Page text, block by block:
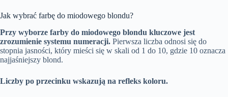
Jak wybrać farbę do miodowego blondu?
Przy wyborze farby do miodowego blondu kluczowe jest
zrozumienie systemu numeracji. Pierwsza liczba odnosi się do
stopnia jasności, który mieści się w skali od 1 do 10, gdzie 10 oznacza
najjaśniejszy blond.
Liczby po przecinku wskazują na refleks koloru.